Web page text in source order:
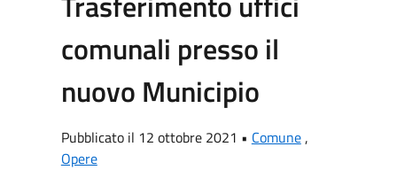
comunali presso il
nuovo Municipio
Pubblicato il 12 ottobre 2021 • Comune,
Opere